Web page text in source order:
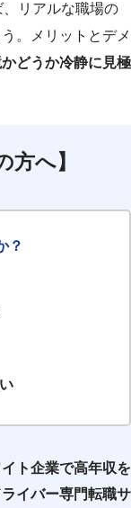
リアルな職場の
。メリットとデメ
どうか冷静に見極
方へ】
？
ト企業で高年収を
イバー専門転職サ